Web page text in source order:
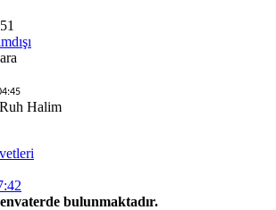
bulunmaktadır.